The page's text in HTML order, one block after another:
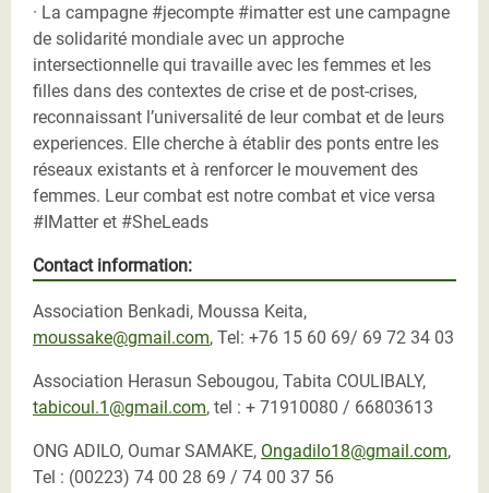
· La campagne #jecompte #imatter est une campagne
de solidarité mondiale avec un approche
intersectionnelle qui travaille avec les femmes et les
filles dans des contextes de crise et de post-crises,
reconnaissant l’universalité de leur combat et de leurs
experiences. Elle cherche à établir des ponts entre les
réseaux existants et à renforcer le mouvement des
femmes. Leur combat est notre combat et vice versa
#IMatter et #SheLeads
Contact information:
Association Benkadi, Moussa Keita,
moussake@gmail.com, Tel: +76 15 60 69/ 69 72 34 03
Association Herasun Sebougou, Tabita COULIBALY,
tabicoul.1@gmail.com, tel : + 71910080 / 66803613
ONG ADILO, Oumar SAMAKE, Ongadilo18@gmail.com,
Tel : (00223) 74 00 28 69 / 74 00 37 56